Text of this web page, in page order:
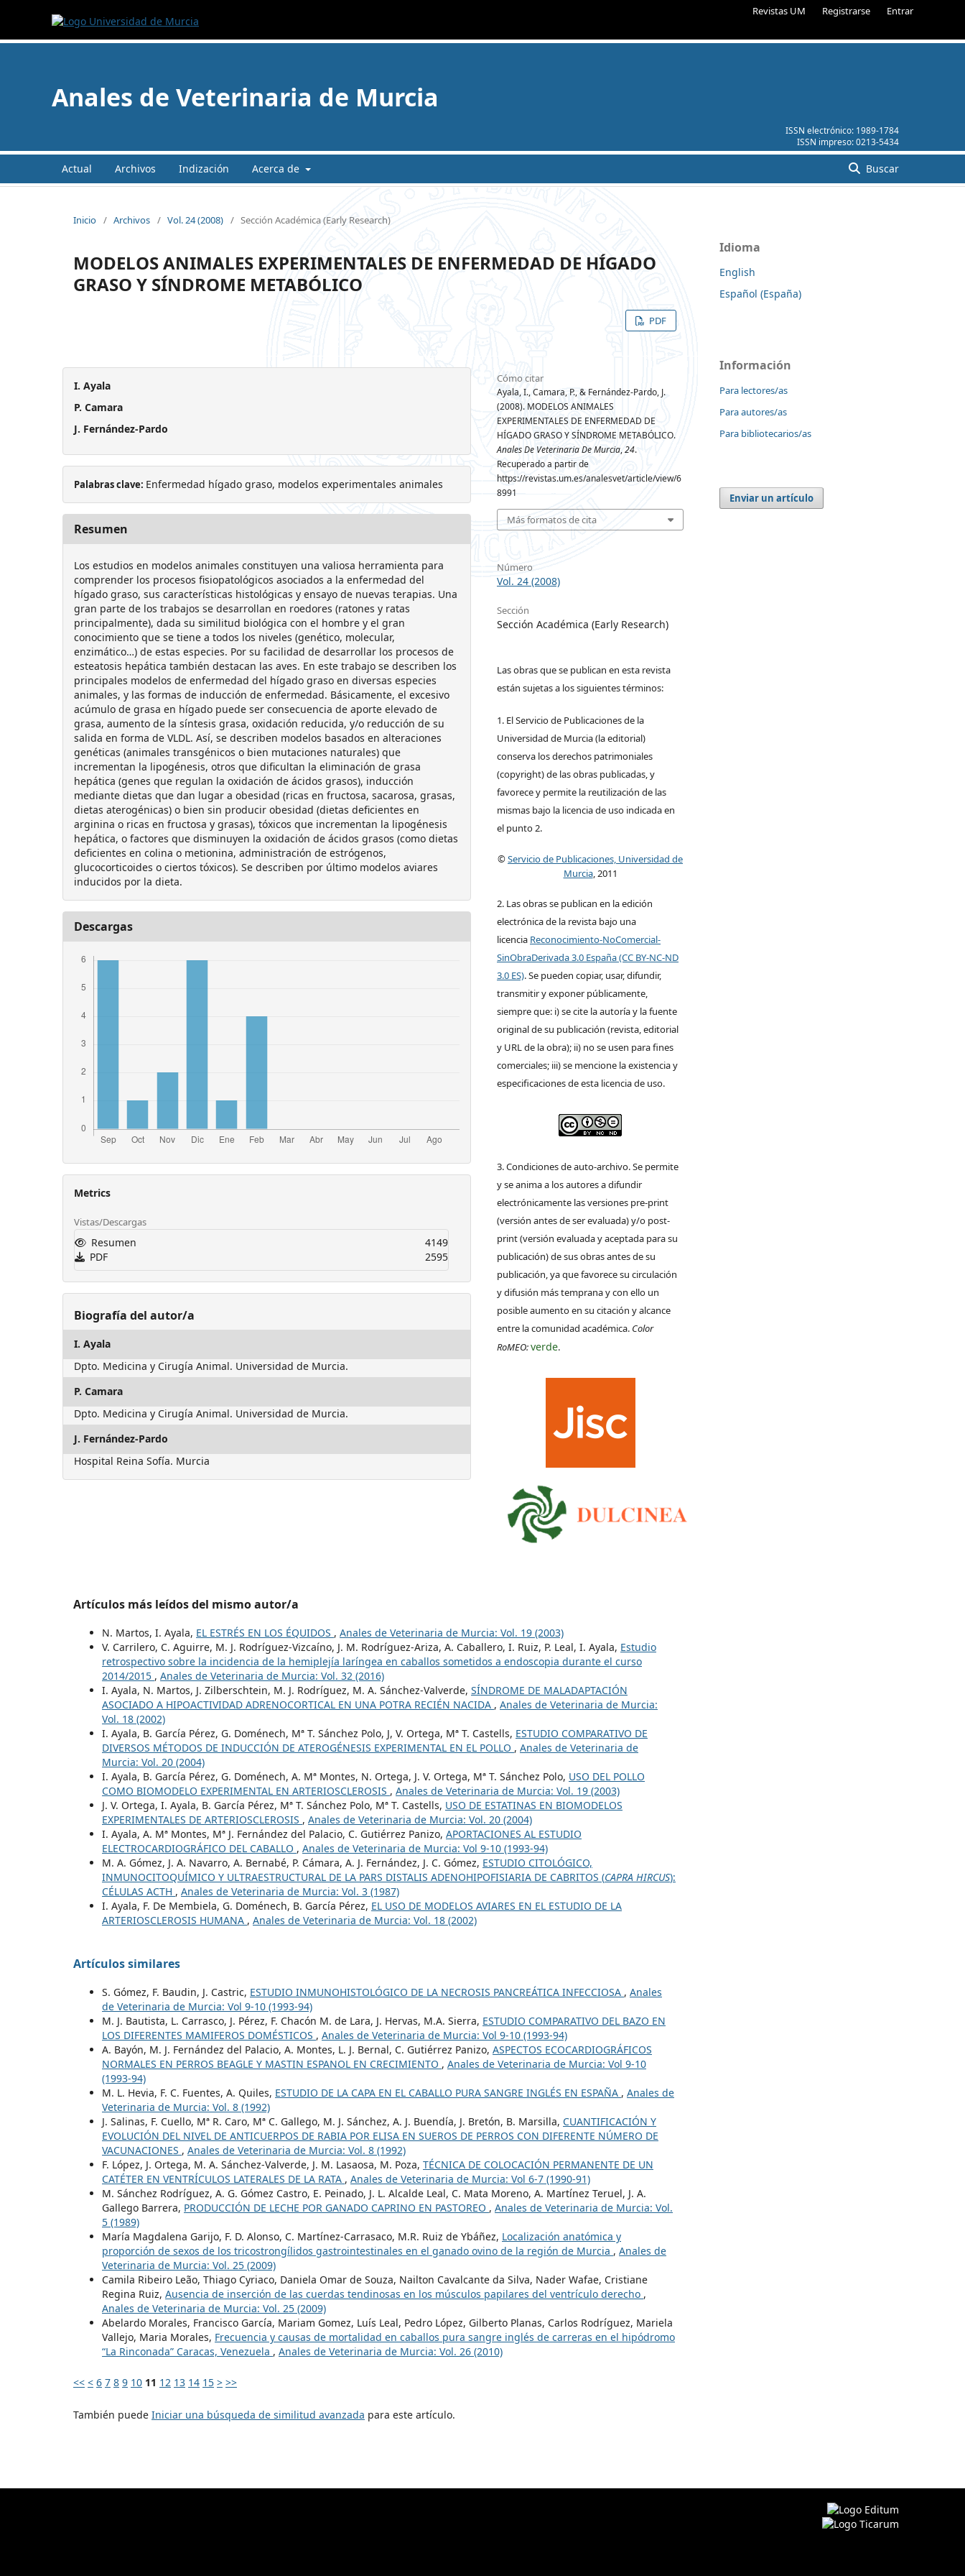
Revistas UM Registrarse Entrar
ISSN electrónico: 1989-1784
ISSN impreso:0213-5434
Anales de Veterinaria de Murcia
Actual Archivos Indización Acerca de Buscar
Inicio / Archivos / Vol. 24 (2008) / Sección Académica (Early Research)
MODELOS ANIMALES EXPERIMENTALES DE ENFERMEDAD DE HÍGADO
GRASO Y SÍNDROME METABÓLICO
PDF
I. Ayala
P. Camara
J. Fernández-Pardo
Palabras clave: Enfermedad hígado graso, modelos experimentales animales
Resumen
Los estudios en modelos animales constituyen una valiosa herramienta para
comprender los procesos fisiopatológicos asociados a la enfermedad del
hígado graso, sus características histológicas y ensayo de nuevas terapias. Una
gran parte de los trabajos se desarrollan en roedores (ratones y ratas
principalmente), dada su similitud biológica con el hombre y el gran
conocimiento que se tiene a todos los niveles (genético, molecular,
enzimático…) de estas especies. Por su facilidad de desarrollar los procesos de
esteatosis hepática también destacan las aves. En este trabajo se describen los
principales modelos de enfermedad del hígado graso en diversas especies
animales, y las formas de inducción de enfermedad. Básicamente, el excesivo
acúmulo de grasa en hígado puede ser consecuencia de aporte elevado de
grasa, aumento de la síntesis grasa, oxidación reducida, y/o reducción de su
salida en forma de VLDL. Así, se describen modelos basados en alteraciones
genéticas (animales transgénicos o bien mutaciones naturales) que
incrementan la lipogénesis, otros que dificultan la eliminación de grasa
hepática (genes que regulan la oxidación de ácidos grasos), inducción
mediante dietas que dan lugar a obesidad (ricas en fructosa, sacarosa, grasas,
dietas aterogénicas) o bien sin producir obesidad (dietas deficientes en
arginina o ricas en fructosa y grasas), tóxicos que incrementan la lipogénesis
hepática, o factores que disminuyen la oxidación de ácidos grasos (como dietas
deficientes en colina o metionina, administración de estrógenos,
glucocorticoides o ciertos tóxicos). Se describen por último modelos aviares
inducidos por la dieta.
Descargas
Metrics
Vistas/Descargas
Resumen
4149
PDF
2595
Biografía del autor/a
I. Ayala
Dpto. Medicina y Cirugía Animal. Universidad de Murcia.
P. Camara
Dpto. Medicina y Cirugía Animal. Universidad de Murcia.
J. Fernández-Pardo
Hospital Reina Sofía. Murcia
Cómo citar
Ayala, I., Camara, P., & Fernández-Pardo, J.
(2008). MODELOS ANIMALES
EXPERIMENTALES DE ENFERMEDAD DE
HÍGADO GRASO Y SÍNDROME METABÓLICO.
Anales De Veterinaria De Murcia,24.
Recuperado a partir de
https://revistas.um.es/analesvet/article/view/6
8991
Más formatos de cita
Número
Vol. 24 (2008)
Sección
Sección Académica (Early Research)
Las obras que se publican en esta revista
están sujetas a los siguientes términos:
1. El Servicio de Publicaciones de la
Universidad de Murcia (la editorial)
conserva los derechos patrimoniales
(copyright) de las obras publicadas, y
favorece y permite la reutilización de las
mismas bajo la licencia de uso indicada en
el punto 2.
©Servicio de Publicaciones, Universidad de
Murcia, 2011
2. Las obras se publican en la edición
electrónica de la revista bajo una
licencia Reconocimiento-NoComercial-
SinObraDerivada 3.0 España (CC BY-NC-ND
3.0 ES). Se pueden copiar, usar, difundir,
transmitir y exponer públicamente,
siempre que: i) se cite la autoría y la fuente
original de su publicación (revista, editorial
y URL de la obra); ii) no se usen para fines
comerciales; iii) se mencione la existencia y
especificaciones de esta licencia de uso.
3. Condiciones de auto-archivo. Se permite
y se anima a los autores a difundir
electrónicamente las versiones pre-print
(versión antes de ser evaluada) y/o post-
print (versión evaluada y aceptada para su
publicación) de sus obras antes de su
publicación, ya que favorece su circulación
y difusión más temprana y con ello un
posible aumento en su citación y alcance
entre la comunidad académica. Color
RoMEO:verde.
Artículos más leídos del mismo autor/a
N. Martos, I. Ayala, EL ESTRÉS EN LOS ÉQUIDOS , Anales de Veterinaria de Murcia: Vol. 19 (2003)
V. Carrilero, C. Aguirre, M. J. Rodríguez-Vizcaíno, J. M. Rodríguez-Ariza, A. Caballero, I. Ruiz, P. Leal, I. Ayala, Estudio
retrospectivo sobre la incidencia de la hemiplejía laríngea en caballos sometidos a endoscopia durante el curso
2014/2015 , Anales de Veterinaria de Murcia: Vol. 32 (2016)
I. Ayala, N. Martos, J. Zilberschtein, M. J. Rodríguez, M. A. Sánchez-Valverde, SÍNDROME DE MALADAPTACIÓN
ASOCIADO A HIPOACTIVIDAD ADRENOCORTICAL EN UNA POTRA RECIÉN NACIDA , Anales de Veterinaria de Murcia:
Vol. 18 (2002)
I. Ayala, B. García Pérez, G. Doménech, Mª T. Sánchez Polo, J, V. Ortega, Mª T. Castells, ESTUDIO COMPARATIVO DE
DIVERSOS MÉTODOS DE INDUCCIÓN DE ATEROGÉNESIS EXPERIMENTAL EN EL POLLO , Anales de Veterinaria de
Murcia: Vol. 20 (2004)
I. Ayala, B. García Pérez, G. Doménech, A. Mª Montes, N. Ortega, J. V. Ortega, Mª T. Sánchez Polo, USO DEL POLLO
COMO BIOMODELO EXPERIMENTAL EN ARTERIOSCLEROSIS , Anales de Veterinaria de Murcia: Vol. 19 (2003)
J. V. Ortega, I. Ayala, B. García Pérez, Mª T. Sánchez Polo, Mª T. Castells, USO DE ESTATINAS EN BIOMODELOS
EXPERIMENTALES DE ARTERIOSCLEROSIS , Anales de Veterinaria de Murcia: Vol. 20 (2004)
I. Ayala, A. Mª Montes, Mª J. Fernández del Palacio, C. Gutiérrez Panizo, APORTACIONES AL ESTUDIO
ELECTROCARDIOGRÁFICO DEL CABALLO , Anales de Veterinaria de Murcia: Vol 9-10 (1993-94)
M. A. Gómez, J. A. Navarro, A. Bernabé, P. Cámara, A. J. Fernández, J. C. Gómez, ESTUDIO CITOLÓGICO,
INMUNOCITOQUÍMICO Y ULTRAESTRUCTURAL DE LA PARS DISTALIS ADENOHIPOFISIARIA DE CABRITOS (CAPRA HIRCUS):
CÉLULAS ACTH , Anales de Veterinaria de Murcia: Vol. 3 (1987)
I. Ayala, F. De Membiela, G. Doménech, B. García Pérez, EL USO DE MODELOS AVIARES EN EL ESTUDIO DE LA
ARTERIOSCLEROSIS HUMANA , Anales de Veterinaria de Murcia: Vol. 18 (2002)
Artículos similares
S. Gómez, F. Baudin, J. Castric, ESTUDIO INMUNOHISTOLÓGICO DE LA NECROSIS PANCREÁTICA INFECCIOSA , Anales
de Veterinaria de Murcia: Vol 9-10 (1993-94)
M. J. Bautista, L. Carrasco, J. Pérez, F. Chacón M. de Lara, J. Hervas, M.A. Sierra, ESTUDIO COMPARATIVO DEL BAZO EN
LOS DIFERENTES MAMIFEROS DOMÉSTICOS , Anales de Veterinaria de Murcia: Vol 9-10 (1993-94)
A. Bayón, M. J. Fernández del Palacio, A. Montes, L. J. Bernal, C. Gutiérrez Panizo, ASPECTOS ECOCARDIOGRÁFICOS
NORMALES EN PERROS BEAGLE Y MASTIN ESPANOL EN CRECIMIENTO , Anales de Veterinaria de Murcia: Vol 9-10
(1993-94)
M. L. Hevia, F. C. Fuentes, A. Quiles, ESTUDIO DE LA CAPA EN EL CABALLO PURA SANGRE INGLÉS EN ESPAÑA , Anales de
Veterinaria de Murcia: Vol. 8 (1992)
J. Salinas, F. Cuello, Mª R. Caro, Mª C. Gallego, M. J. Sánchez, A. J. Buendía, J. Bretón, B. Marsilla, CUANTIFICACIÓN Y
EVOLUCIÓN DEL NIVEL DE ANTICUERPOS DE RABIA POR ELISA EN SUEROS DE PERROS CON DIFERENTE NÚMERO DE
VACUNACIONES , Anales de Veterinaria de Murcia: Vol. 8 (1992)
F. López, J. Ortega, M. A. Sánchez-Valverde, J. M. Lasaosa, M. Poza, TÉCNICA DE COLOCACIÓN PERMANENTE DE UN
CATÉTER EN VENTRÍCULOS LATERALES DE LA RATA , Anales de Veterinaria de Murcia: Vol 6-7 (1990-91)
M. Sánchez Rodríguez, A. G. Gómez Castro, E. Peinado, J. L. Alcalde Leal, C. Mata Moreno, A. Martínez Teruel, J. A.
Gallego Barrera, PRODUCCIÓN DE LECHE POR GANADO CAPRINO EN PASTOREO , Anales de Veterinaria de Murcia: Vol.
5 (1989)
María Magdalena Garijo, F. D. Alonso, C. Martínez-Carrasaco, M.R. Ruiz de Ybáñez, Localización anatómica y
proporción de sexos de los tricostrongílidos gastrointestinales en el ganado ovino de la región de Murcia , Anales de
Veterinaria de Murcia: Vol. 25 (2009)
Camila Ribeiro Leão, Thiago Cyriaco, Daniela Omar de Souza, Nailton Cavalcante da Silva, Nader Wafae, Cristiane
Regina Ruiz, Ausencia de inserción de las cuerdas tendinosas en los músculos papilares del ventrículo derecho ,
Anales de Veterinaria de Murcia: Vol. 25 (2009)
Abelardo Morales, Francisco García, Mariam Gomez, Luís Leal, Pedro López, Gilberto Planas, Carlos Rodríguez, Mariela
Vallejo, Maria Morales, Frecuencia y causas de mortalidad en caballos pura sangre inglés de carreras en el hipódromo
“La Rinconada” Caracas, Venezuela , Anales de Veterinaria de Murcia: Vol. 26 (2010)
<< < 6 7 8 9 10 11 12 13 14 15 > >>
También puede Iniciar una búsqueda de similitud avanzada para este artículo.
Idioma
English
Español (España)
Información
Para lectores/as
Para autores/as
Para bibliotecarios/as
Enviar un artículo